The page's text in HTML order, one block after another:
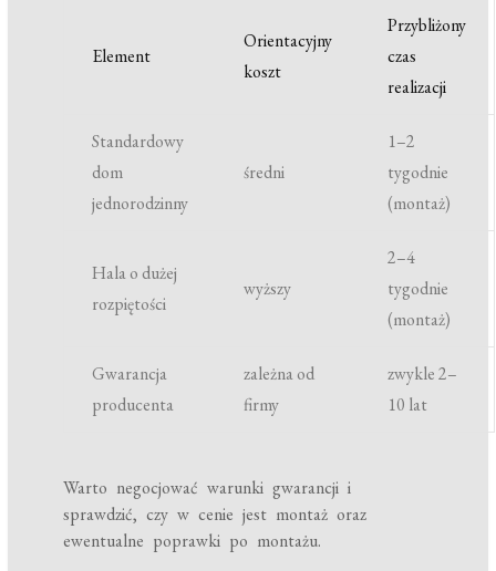
Element
Orientacyjny
koszt
Przybliżony
czas
realizacji
Standardowy
dom
jednorodzinny
średni
1–2
tygodnie
(montaż)
Hala o dużej
rozpiętości
wyższy
2–4
tygodnie
(montaż)
Gwarancja
producenta
zależna od
firmy
zwykle 2–
10 lat
Warto negocjować warunki gwarancji i
sprawdzić, czy w cenie jest montaż oraz
ewentualne poprawki po montażu.